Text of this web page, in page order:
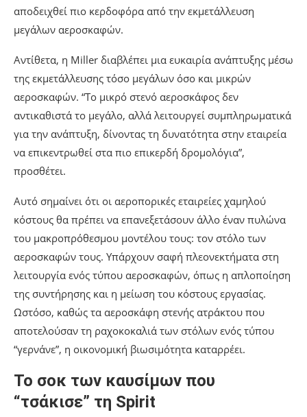
αποδειχθεί πιο κερδοφόρα από την εκμετάλλευση
μεγάλων αεροσκαφών.
Αντίθετα, η Miller διαβλέπει μια ευκαιρία ανάπτυξης μέσω
της εκμετάλλευσης τόσο μεγάλων όσο και μικρών
αεροσκαφών. “Το μικρό στενό αεροσκάφος δεν
αντικαθιστά το μεγάλο, αλλά λειτουργεί συμπληρωματικά
για την ανάπτυξη, δίνοντας τη δυνατότητα στην εταιρεία
να επικεντρωθεί στα πιο επικερδή δρομολόγια”,
προσθέτει.
Αυτό σημαίνει ότι οι αεροπορικές εταιρείες χαμηλού
κόστους θα πρέπει να επανεξετάσουν άλλο έναν πυλώνα
του μακροπρόθεσμου μοντέλου τους: τον στόλο των
αεροσκαφών τους. Υπάρχουν σαφή πλεονεκτήματα στη
λειτουργία ενός τύπου αεροσκαφών, όπως η απλοποίηση
της συντήρησης και η μείωση του κόστους εργασίας.
Ωστόσο, καθώς τα αεροσκάφη στενής ατράκτου που
αποτελούσαν τη ραχοκοκαλιά των στόλων ενός τύπου
“γερνάνε”, η οικονομική βιωσιμότητα καταρρέει.
Το σοκ των καυσίμων που
“τσάκισε” τη Spirit